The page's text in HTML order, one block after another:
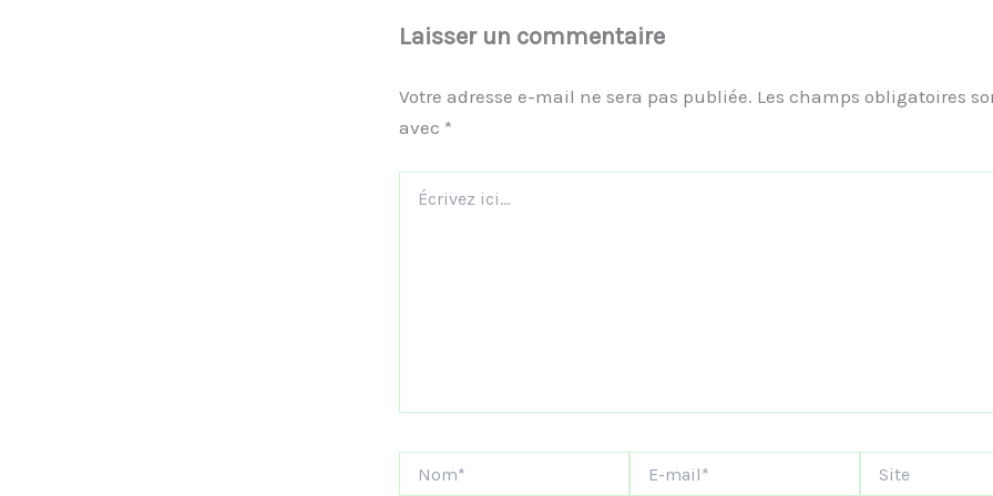
Laisser un commentaire
Votre adresse e-mail ne sera pas publiée. Les champs obligatoires
avec *
ici…
mail*